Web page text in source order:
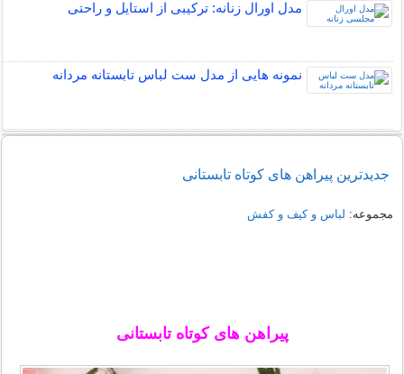
مدل اورال زنانه: ترکیبی از استایل و راحتی
نمونه هایی از مدل ست لباس تابستانه مردانه
نمونه هایی از مدل یقه شومیز
جدیدترین پیراهن های کوتاه تابستانی
مجموعه: لباس و کیف و کفش
پیراهن های کوتاه تابستانی